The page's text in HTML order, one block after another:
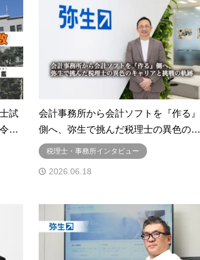
試
令…
会計事務所から会計ソフトを『作る』
側へ、弥生で挑んだ税理士の異色の…
税理士・事務所インタビュー
2026.06.18